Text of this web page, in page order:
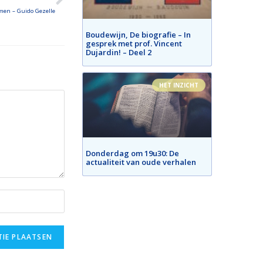
– Guido Gezelle
Boudewijn, De biografie – In
gesprek met prof. Vincent
Dujardin! – Deel 2
HET INZICHT
Donderdag om 19u30: De
actualiteit van oude verhalen